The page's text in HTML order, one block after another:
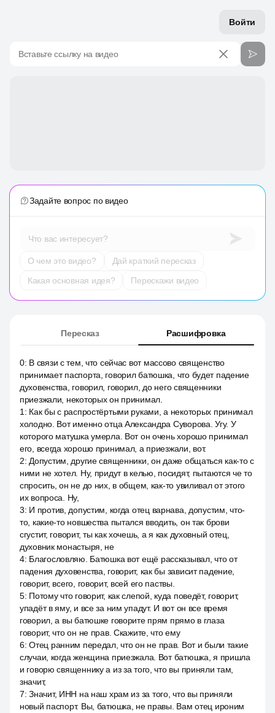
Войти
Вставьте ссылку на видео
Задайте вопрос по видео
Что вас интересует?
О чем это видео?
Дай краткий пересказ
Какая основная идея?
Перескажи видео
Пересказ Расшифровка
0: В связи с тем, что сейчас вот массово священство
принимает паспорта, говорил батюшка, что будет падение
духовенства, говорил, говорил, до него священники
приезжали, некоторых он принимал.
1 : Как бы с распростёртыми руками, а некоторых принимал
холодно. Вот именно отца Александра Суворова. Угу. У
которого матушка умерла. Вот он очень хорошо принимал
его, всегда хорошо принимал, а приезжали, вот.
2: Допустим, другие священники, он даже общаться как-то с
ними не хотел. Ну, придут в келью, посидят, пытаются че то
спросить, он не до них, в общем, как-то увиливал от этого
их вопроса. Ну,
3: И против, допустим, когда отец варнава, допустим, что-
то, какие-то новшества пытался вводить, он так брови
сгустит, говорит, ты как хочешь, а я как духовный отец,
духовник монастыря, не
4: Благословляю. Батюшка вот ещё рассказывал, что от
падения духовенства, говорит, как бы зависит падение,
говорит, всего, говорит, всей его паствы.
5: Потому что говорит, как слепой, куда поведёт, говорит,
упадёт в яму, и все за ним упадут. И вот он все время
говорил, а вы батюшке говорите прям прямо в глаза
говорит, что он не прав. Скажите, что ему
6:Отец ранним передал, что он не прав. Вот и были такие
случаи, когда женщина приезжала. Вот батюшка, я пришла
и говорю священнику а из за того, что вы приняли там,
значит,
7:Значит, ИНН на наш храм из за того, что вы приняли
новый паспорт. Вы, батюшка, не правы. Вам отец ироним